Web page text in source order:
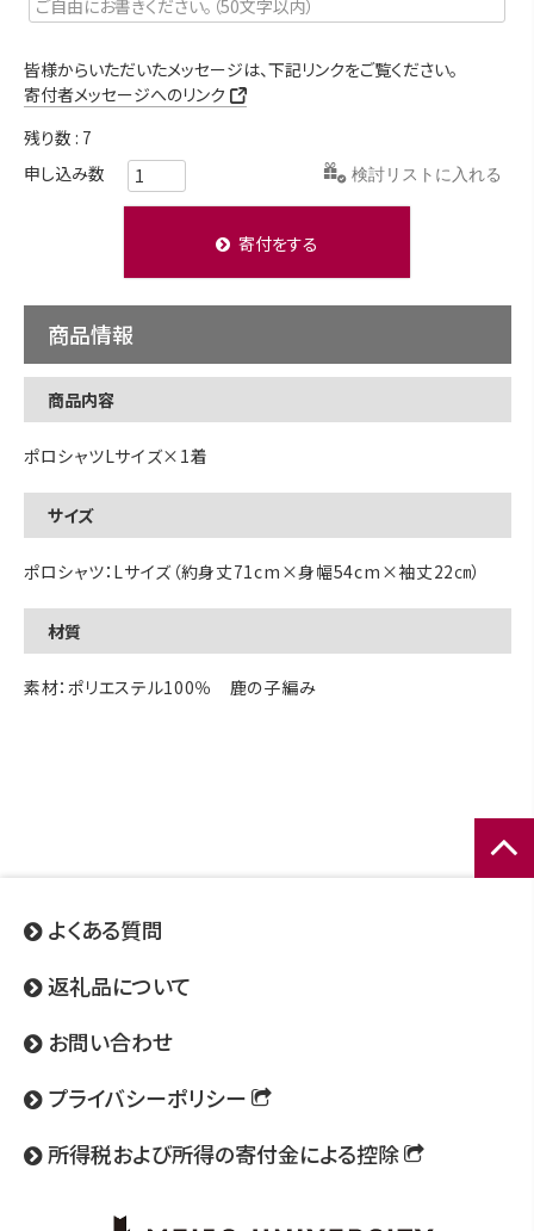
皆様からいただいたメッセージは、下記リンクをご覧ください。
寄付者メッセージへのリンク
残り数 7
検討リストに入れる
寄付をする
商品情報
商品内容
ポロシャツLサイズ×1着
サイズ
ポロシャツ：Lサイズ（約身丈71cm×身幅54cm×袖丈22㎝）
材質
素材：ポリエステル100％ 鹿の子編み
ページ
よくある質問
返礼品について
お問い合わせ
プライバシーポリシー
所得税および所得の寄付金による控除